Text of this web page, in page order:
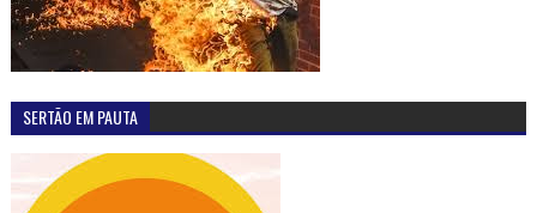
SERTÃO EM PAUTA